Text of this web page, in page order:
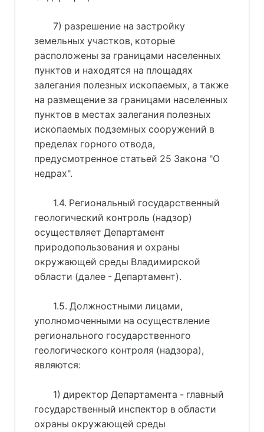
7) разрешение на застройку
земельных участков, которые
расположены за границами населенных
пунктов и находятся на площадях
залегания полезных ископаемых, а также
на размещение за границами населенных
пунктов в местах залегания полезных
ископаемых подземных сооружений в
пределах горного отвода,
предусмотренное статьей 25 Закона "О
недрах".
1.4. Региональный государственный
геологический контроль (надзор)
осуществляет Департамент
природопользования и охраны
окружающей среды Владимирской
области (далее - Департамент).
1.5. Должностными лицами,
уполномоченными на осуществление
регионального государственного
геологического контроля (надзора),
являются:
1) директор Департамента - главный
государственный инспектор в области
охраны окружающей среды